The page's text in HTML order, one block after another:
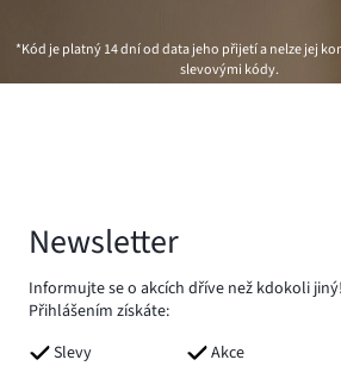
*Kód je platný 14 dní od data jeho přijetí a nelze jej
slevovými kódy.
Newsletter
Informujte se o akcích dříve než kdokoli jiný!
Přihlášením získáte:
Slevy
Akce